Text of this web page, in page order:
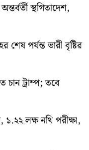
স্থগিতাদেশ,
শেষ পর্যন্ত ভারী বৃষ্টির
চান ট্রাম্প; তবে
১.২২ লক্ষ নথি পরীক্ষা,